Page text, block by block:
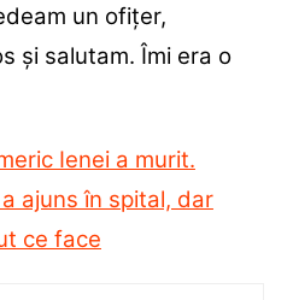
un ofiţer,
şi salutam. Îmi era o
Ienei a murit.
ajuns în spital, dar
ce face